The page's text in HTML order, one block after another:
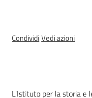
CondividiVedi azioni
Cos'è
L'Istituto per la storia e